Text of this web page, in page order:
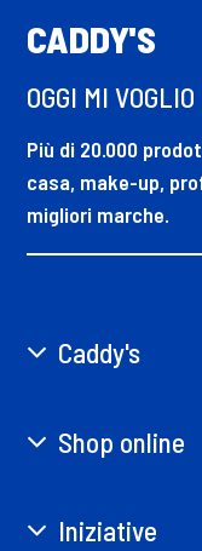
CADDY'S
OGGI MI
Più di 20.000
casa, make-up,
migliori marche.
Caddy's
Shop online
Iniziative